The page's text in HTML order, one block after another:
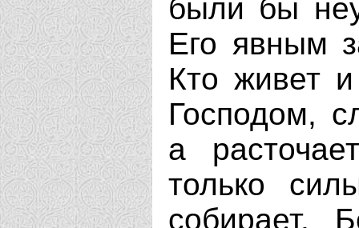
были бы
Его явным
Кто живет
Господом,
а
только
собирает.